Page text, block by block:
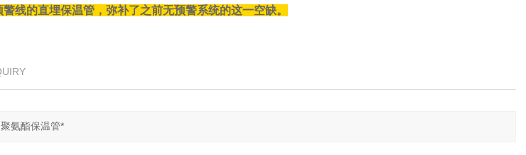
线的直埋保温管，弥补了之前无预警系统的这一空缺。